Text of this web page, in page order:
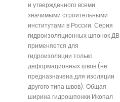
и утвержденного всеми
значимыми строительными
институтами в России. Серия
гидроизоляционных шпонок ДВ
применяется для
гидроизоляции только
деформационных швов (не
предназначена для изоляции
другого типа швов). Общая
ширина гидрошпонки Икопал